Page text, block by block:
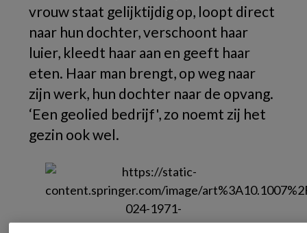
vrouw staat gelijktijdig op, loopt direct
naar hun dochter, verschoont haar
luier, kleedt haar aan en geeft haar
eten. Haar man brengt, op weg naar
zijn werk, hun dochter naar de opvang.
‘Een geolied bedrijf', zo noemt zij het
gezin ook wel.